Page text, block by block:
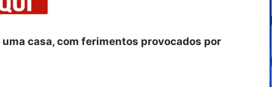
casa, com ferimentos provocados por